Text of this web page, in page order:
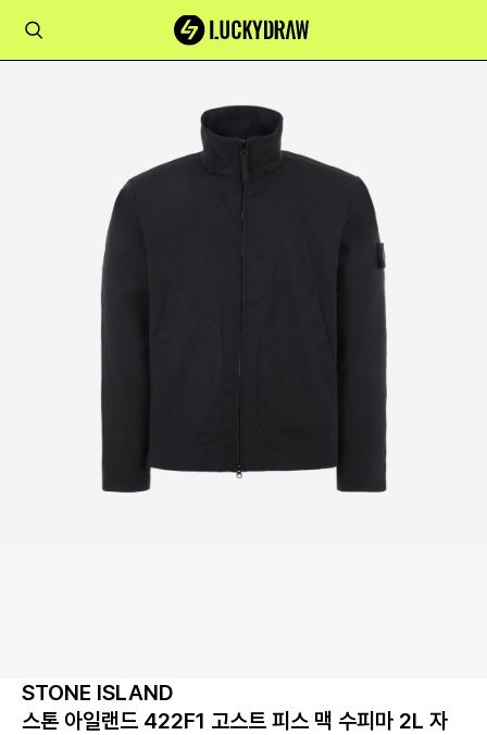
STONE ISLAND
스톤 아일랜드 422F1 고스트 피스 맥 수피마 2L 자